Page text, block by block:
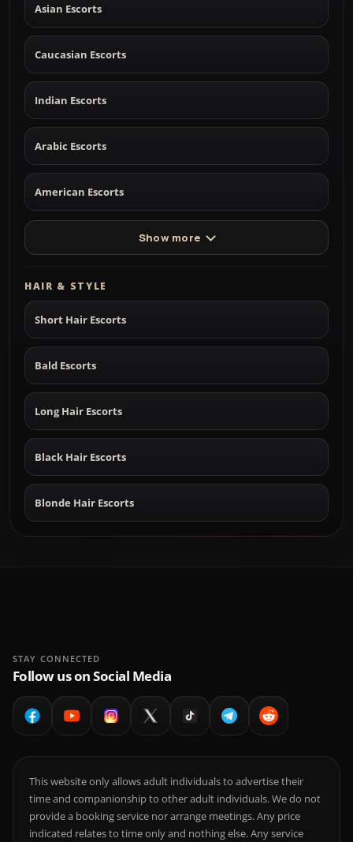
Asian Escorts
Caucasian Escorts
Indian Escorts
Arabic Escorts
American Escorts
Show more
HAIR & STYLE
Short Hair Escorts
Bald Escorts
Long Hair Escorts
Black Hair Escorts
Blonde Hair Escorts
STAY CONNECTED
Follow us on Social Media
This website only allows adult individuals to advertise their
time and companionship to other adult individuals. We do not
provide a booking service nor arrange meetings. Any price
indicated relates to time only and nothing else. Any service